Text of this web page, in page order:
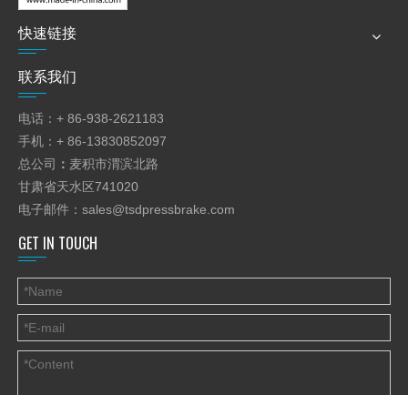
快速链接
联系我们
电话：+ 86-938-2621183
手机：+ 86-13830852097
总公司 ： 麦积市渭滨北路
甘肃省天水区741020
电子邮件： sales@tsdpressbrake.com
GET IN TOUCH